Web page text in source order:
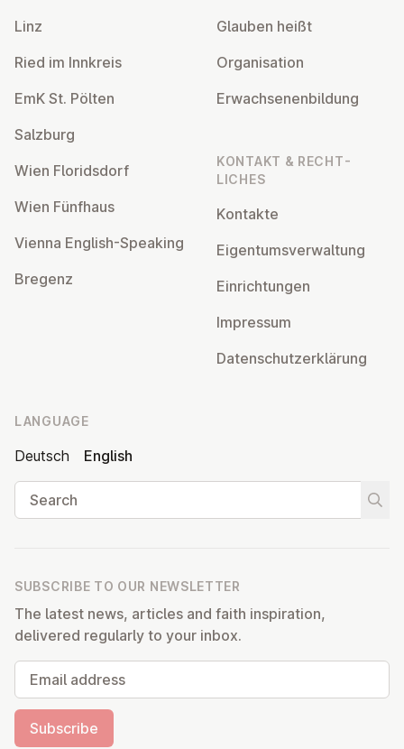
Linz
Ried im Innkreis
EmK St. Pölten
Salzburg
Wien Flor­idsdorf
Wien Fünfhaus
Vienna English-Speaking
Bregenz
Glauben heißt
Or­gan­isa­tion
Er­wach­sen­en­bildung
KONTAKT & RECHT­
LICHES
Kontakte
Ei­gentums­ver­wal­tung
Ein­rich­tun­gen
Impressum
Datens­chutzerklärung
LANGUAGE
Deutsch
English
Search
SUBSCRIBE TO OUR NEWSLETTER
The latest news, articles and faith inspiration,
delivered regularly to your inbox.
Email address
Subscribe